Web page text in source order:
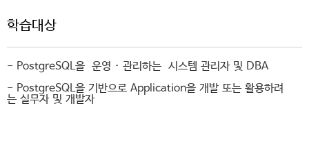
학습대상
- PostgreSQL을 운영 · 관리하는 시스템 관리자 및 DBA
- PostgreSQL을 기반으로 Application을 개발 또는 활용하려
는 실무자 및 개발자